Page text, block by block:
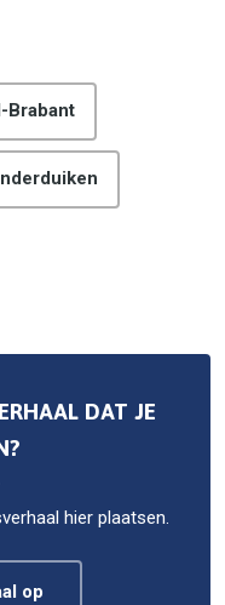
Brabant
DAT JE
hier plaatsen.
op